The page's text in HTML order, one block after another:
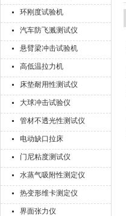
环刚度试验机
汽车防飞溅测试仪
悬臂梁冲击试验机
高低温拉力机
床垫耐用性测试仪
大球冲击试验仪
管材不透光性测试仪
电动缺口拉床
门尼粘度测试仪
水蒸气吸附性测定仪
热变形维卡测定仪
界面张力仪